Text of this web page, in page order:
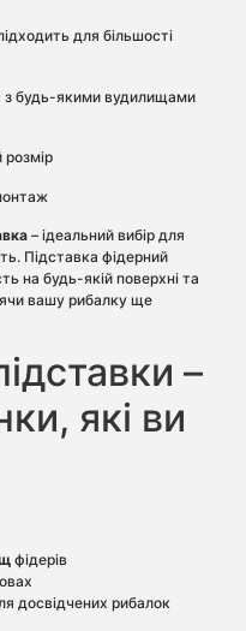
для більшості
з будь-якими вудилищами
– ідеальний вибір для
Підставка фідерний
на будь-якій поверхні та
вашу рибалку ще
–
які ви
фідерів
досвідчених рибалок